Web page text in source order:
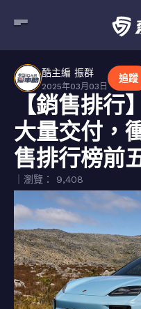
酷主編 振群
2025年03月03日
追蹤
【銷售排
大量交付，
售排行榜前
｜瀏覽： 9,408